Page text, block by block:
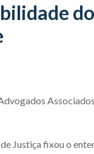
Associados
Justiça fixou o